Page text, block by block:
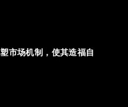
市场机制，使其造福自